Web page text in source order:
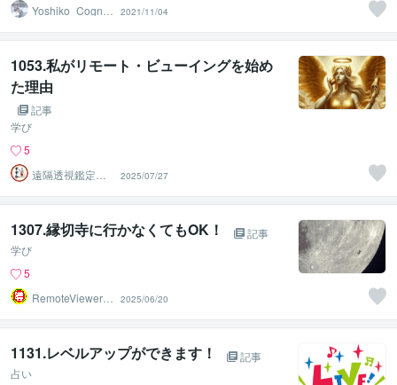
Yoshiko_Cogniz
2021/11/04
1053.私がリモート・ビューイングを始め
た理由
記事
学び
5
遠隔透視鑑定
師・すずか✡
2025/07/27
1307.縁切寺に行かなくてもOK！
記事
学び
5
RemoteViewer導
2025/06/20
1131.レベルアップができます！
記事
占い